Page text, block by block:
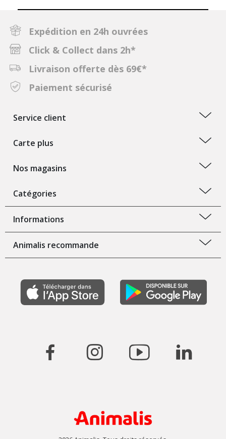
Expédition en 24h ouvrées
Click & Collect dans 2h*
Livraison offerte dès 69€*
Paiement sécurisé
Service client
Carte plus
Nos magasins
Catégories
Informations
Animalis recommande